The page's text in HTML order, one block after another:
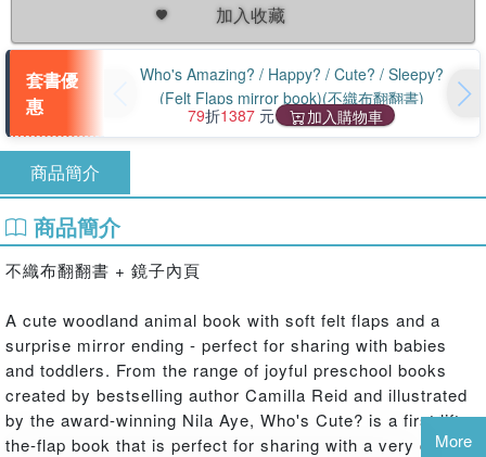
加入收藏
套書優
惠
Who's Amazing? / Happy? / Cute? / Sleepy?
(Felt Flaps mirror book)(不織布翻翻書)
79折1387 元 加入購物車
商品簡介
商品簡介
不織布翻翻書 + 鏡子內頁
A cute woodland animal book with soft felt flaps and a
surprise mirror ending - perfect for sharing with babies
and toddlers. From the range of joyful preschool books
created by bestselling author Camilla Reid and illustrated
by the award-winning Nila Aye, Who's Cute? is a first lift-
the-flap book that is perfect for sharing with a very cuteMore